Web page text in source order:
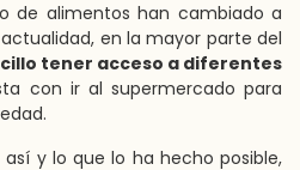
de alimentos han cambiado a
en la mayor parte del
tener acceso a diferentes
con ir al supermercado para
y lo que lo ha hecho posible,